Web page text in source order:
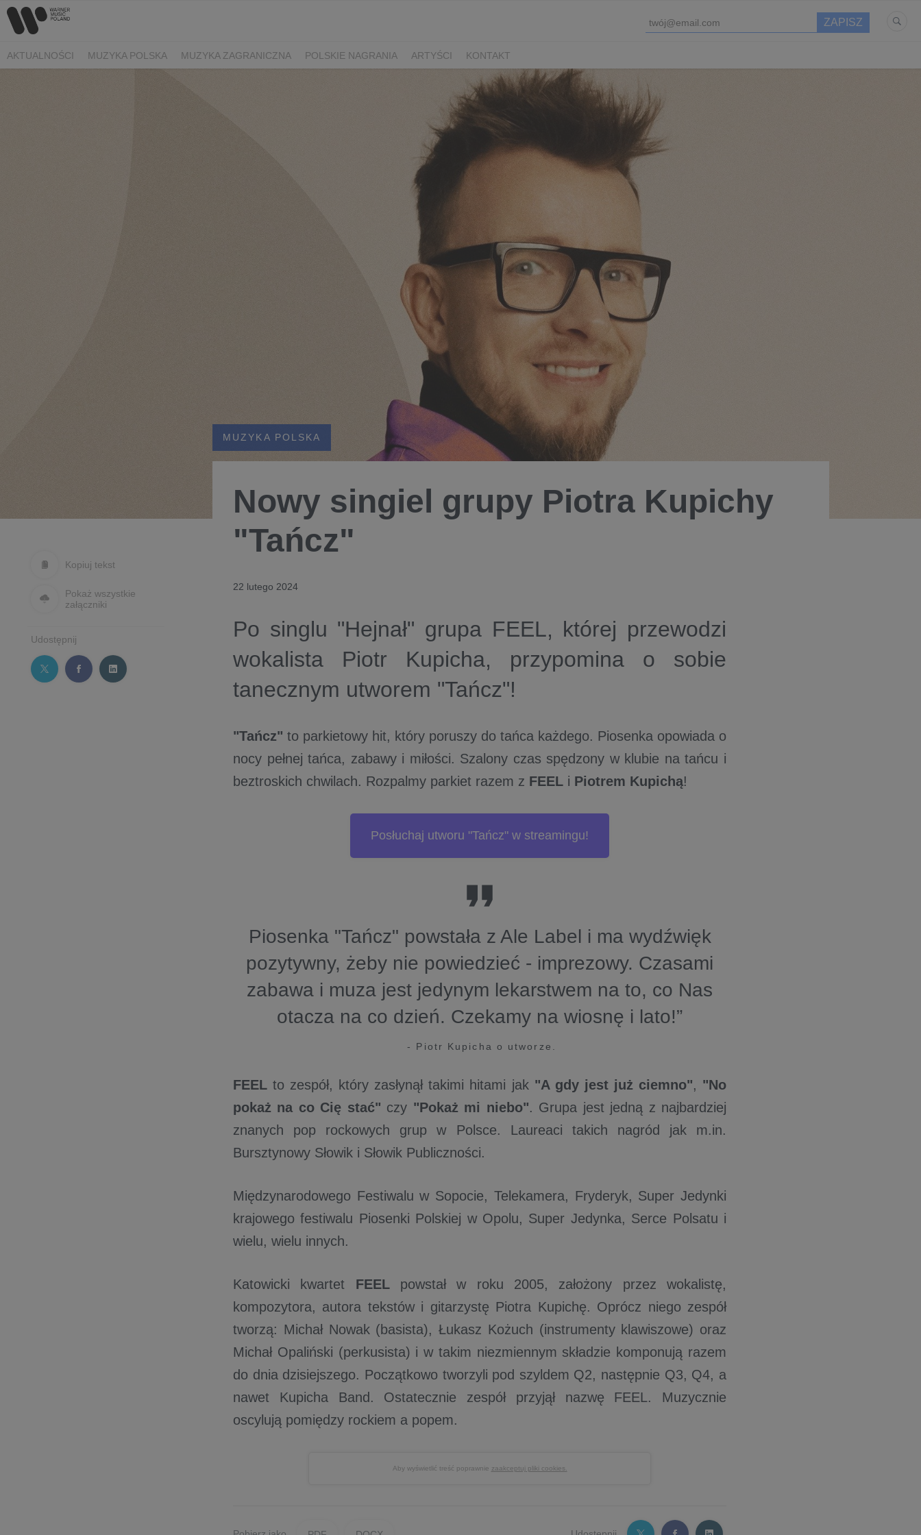
AKTUALNOŚCI MUZYKA POLSKA MUZYKA ZAGRANICZNA POLSKIE NAGRANIA ARTYŚCI KONTAKT
Kopiuj tekst
Pokaż wszystkie
załączniki
Udostępnij
MUZYKA POLSKA
Nowy singiel grupy Piotra Kupichy
"Tańcz"
22 lutego 2024
Po singlu "Hejnał" grupa FEEL, której przewodzi
wokalista Piotr Kupicha, przypomina o sobie
tanecznym utworem "Tańcz"!
"Tańcz" to parkietowy hit, który poruszy do tańca każdego. Piosenka opowiada o
nocy pełnej tańca, zabawy i miłości. Szalony czas spędzony w klubie na tańcu i
beztroskich chwilach. Rozpalmy parkiet razem z FEEL i Piotrem Kupichą!
Posłuchaj utworu "Tańcz" w streamingu!
Piosenka "Tańcz" powstała z Ale Label i ma wydźwięk
pozytywny, żeby nie powiedzieć - imprezowy. Czasami
zabawa i muza jest jedynym lekarstwem na to, co Nas
otacza na co dzień. Czekamy na wiosnę i lato!”
- Piotr Kupicha o utworze.
FEELto zespół, który zasłynął takimi hitami jak "A gdy jest już ciemno", "No
pokaż na co Cię stać" czy "Pokaż mi niebo". Grupa jest jedną z najbardziej
znanych pop rockowych grup w Polsce. Laureaci takich nagród jak m.in.
Bursztynowy Słowik i Słowik Publiczności.
Międzynarodowego Festiwalu w Sopocie, Telekamera, Fryderyk, Super Jedynki
krajowego festiwalu Piosenki Polskiej w Opolu, Super Jedynka, Serce Polsatu i
wielu, wielu innych.
Katowicki kwartet FEELpowstał w roku 2005, założony przez wokalistę,
kompozytora, autora tekstów i gitarzystę Piotra Kupichę. Oprócz niego zespół
tworzą: Michał Nowak (basista), Łukasz Kożuch (instrumenty klawiszowe) oraz
Michał Opaliński (perkusista) i w takim niezmiennym składzie komponują razem
do dnia dzisiejszego. Początkowo tworzyli pod szyldem Q2, następnie Q3, Q4, a
nawet Kupicha Band. Ostatecznie zespół przyjął nazwę FEEL. Muzycznie
oscylują pomiędzy rockiem a popem.
Aby wyświetlić treść poprawnie zaakceptuj pliki cookies.